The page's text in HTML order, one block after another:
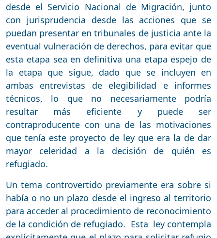
desde el Servicio Nacional de Migración, junto
con jurisprudencia desde las acciones que se
puedan presentar en tribunales de justicia ante la
eventual vulneración de derechos, para evitar que
esta etapa sea en definitiva una etapa espejo de
la etapa que sigue, dado que se incluyen en
ambas entrevistas de elegibilidad e informes
técnicos, lo que no necesariamente podría
resultar más eficiente y puede ser
contraproducente con una de las motivaciones
que tenía este proyecto de ley que era la de dar
mayor celeridad a la decisión de quién es
refugiado.
Un tema controvertido previamente era sobre si
había o no un plazo desde el ingreso al territorio
para acceder al procedimiento de reconocimiento
de la condición de refugiado. Esta ley contempla